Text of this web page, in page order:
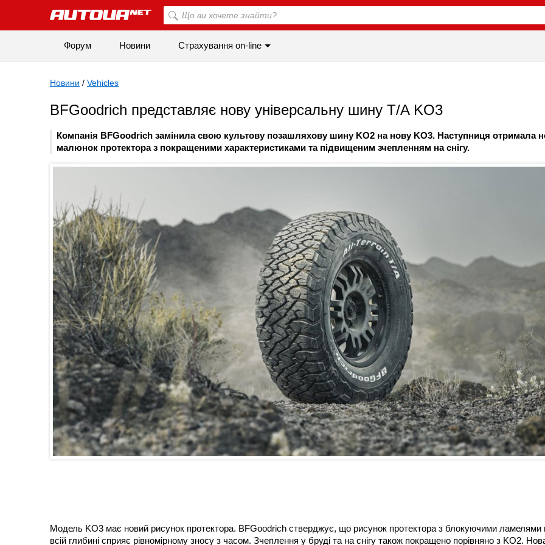
Форум Новини Страхування on-line
Новини / Vehicles
BFGoodrich представляє нову універсальну шину T/A KO3
Компанія BFGoodrich замінила свою культову позашляхову шину KO2 на нову KO3. Наступниця отримала
малюнок протектора з покращеними характеристиками та підвищеним зчепленням на снігу.
Модель KO3 має новий рисунок протектора. BFGoodrich стверджує, що рисунок протектора з блокуючими ламелями
всій глибині сприяє рівномірному зносу з часом. Зчеплення у бруді та на снігу також покращено порівняно з KO2.